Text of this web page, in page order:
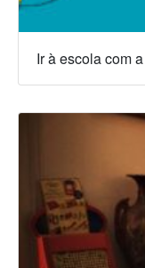
Ir à escola com